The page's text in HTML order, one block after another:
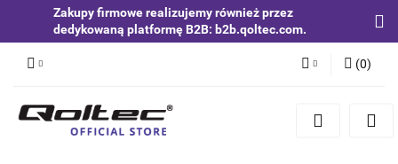
Zakupy firmowe realizujemy również przez
dedykowaną platformę B2B: b2b.qoltec.com.
Zaloguj się
(0)